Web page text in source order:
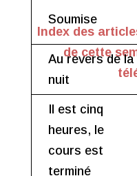
Index des
de cette
Soumise
Au revers de la
nuit
Il est cinq
heures, le
cours est
terminé